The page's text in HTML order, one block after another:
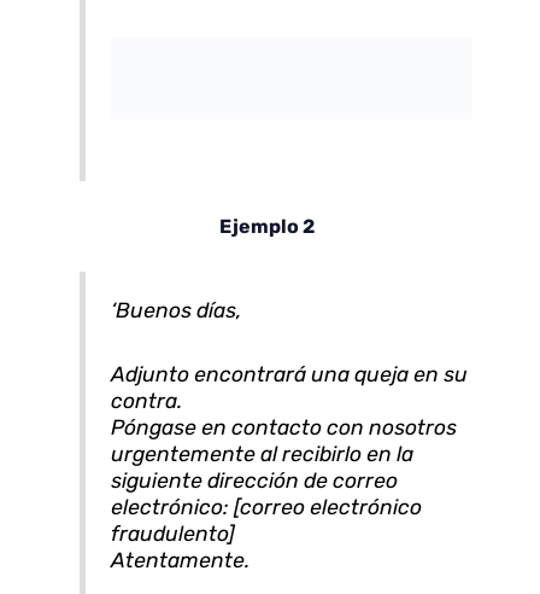
Ejemplo 2
‘Buenos días,
Adjunto encontrará una queja en su
contra.
Póngase en contacto con nosotros
urgentemente al recibirlo en la
siguiente dirección de correo
electrónico: [correo electrónico
fraudulento]
Atentamente.